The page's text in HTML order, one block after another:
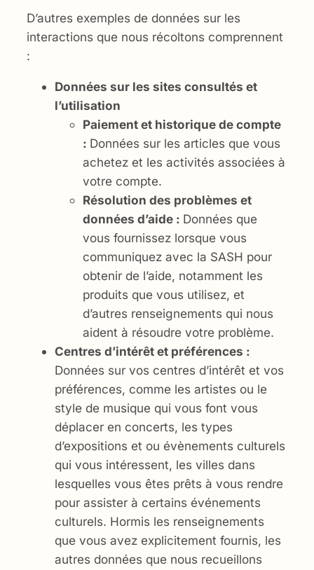
D’autres exemples de données sur les
interactions que nous récoltons comprennent
:
Données sur les sites consultés et
l’utilisation
Paiement et historique de compte
: Données sur les articles que vous
achetez et les activités associées à
votre compte.
Résolution des problèmes et
données d’aide : Données que
vous fournissez lorsque vous
communiquez avec la SASH pour
obtenir de l’aide, notamment les
produits que vous utilisez, et
d’autres renseignements qui nous
aident à résoudre votre problème.
Centres d’intérêt et préférences :
Données sur vos centres d’intérêt et vos
préférences, comme les artistes ou le
style de musique qui vous font vous
déplacer en concerts, les types
d’expositions et ou évènements culturels
qui vous intéressent, les villes dans
lesquelles vous êtes prêts à vous rendre
pour assister à certains événements
culturels. Hormis les renseignements
que vous avez explicitement fournis, les
autres données que nous recueillons